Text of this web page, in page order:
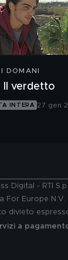
DOMANI
Il verdetto
INTERA 27 gen
Digital - RTI
For Europe
divieto
a